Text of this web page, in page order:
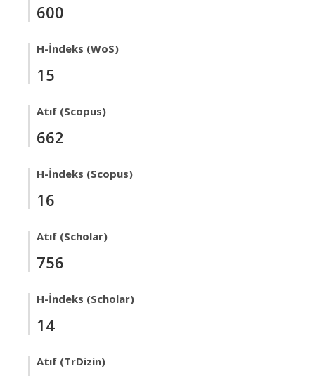
600
H-İndeks (WoS)
15
Atıf (Scopus)
662
H-İndeks (Scopus)
16
Atıf (Scholar)
756
H-İndeks (Scholar)
14
Atıf (TrDizin)